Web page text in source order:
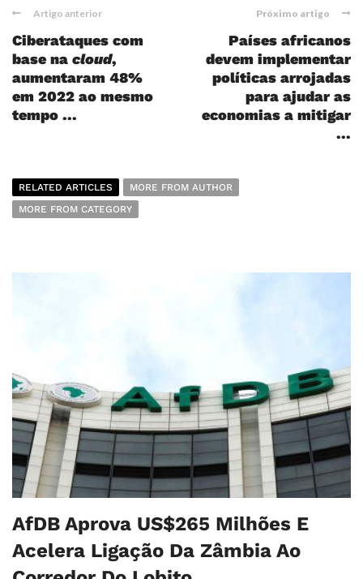
Artigo anterior
Ciberataques com
base na cloud,
aumentaram 48%
em 2022 ao mesmo
tempo ...
Próximo artigo
Países africanos
devem implementar
políticas arrojadas
para ajudar as
economias a mitigar
...
RELATED ARTICLES
MORE FROM AUTHOR
MORE FROM CATEGORY
AfDB Aprova US$265 Milhões E
Acelera Ligação Da Zâmbia Ao